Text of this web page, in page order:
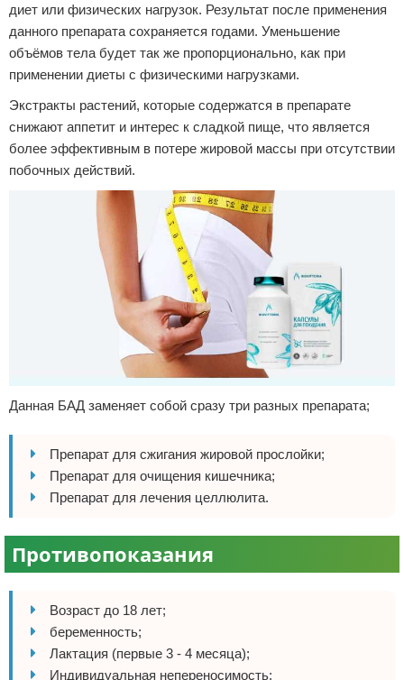
диет или физических нагрузок. Результат после применения
данного препарата сохраняется годами. Уменьшение
объёмов тела будет так же пропорционально, как при
применении диеты с физическими нагрузками.
Экстракты растений, которые содержатся в препарате
снижают аппетит и интерес к сладкой пище, что является
более эффективным в потере жировой массы при отсутствии
побочных действий.
Данная БАД заменяет собой сразу три разных препарата;
Препарат для сжигания жировой прослойки;
Препарат для очищения кишечника;
Препарат для лечения целлюлита.
Противопоказания
Возраст до 18 лет;
беременность;
Лактация (первые 3 - 4 месяца);
Индивидуальная непереносимость;